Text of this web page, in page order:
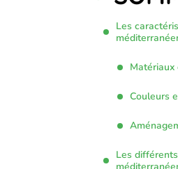
Les
Couleurs
Les